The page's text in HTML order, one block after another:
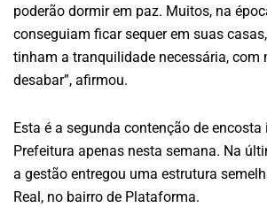
poderão dormir em paz. Muitos, na
conseguiam ficar sequer em suas
tinham a tranquilidade necessária, com
desabar”, afirmou.
Esta é a segunda contenção de
Prefeitura apenas nesta semana. Na
a gestão entregou uma estrutura
Real, no bairro de Plataforma.